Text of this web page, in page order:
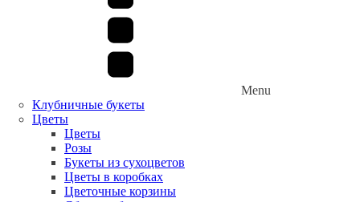
Menu
Клубничные букеты
Цветы
Цветы
Розы
Букеты из сухоцветов
Цветы в коробках
Цветочные корзины